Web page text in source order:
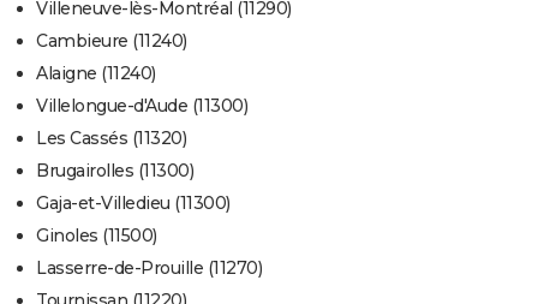
Villeneuve-lès-Montréal (11290)
Cambieure (11240)
Alaigne (11240)
Villelongue-d'Aude (11300)
Les Cassés (11320)
Brugairolles (11300)
Gaja-et-Villedieu (11300)
Ginoles (11500)
Lasserre-de-Prouille (11270)